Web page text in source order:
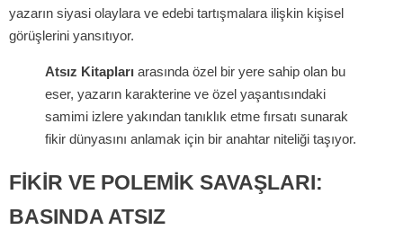
yazarın siyasi olaylara ve edebi tartışmalara ilişkin kişisel
görüşlerini yansıtıyor.
Atsız Kitapları arasında özel bir yere sahip olan bu
eser, yazarın karakterine ve özel yaşantısındaki
samimi izlere yakından tanıklık etme fırsatı sunarak
fikir dünyasını anlamak için bir anahtar niteliği taşıyor.
FIKIR VE POLEMIK SAVAŞLARI:
BASINDA ATSIZ